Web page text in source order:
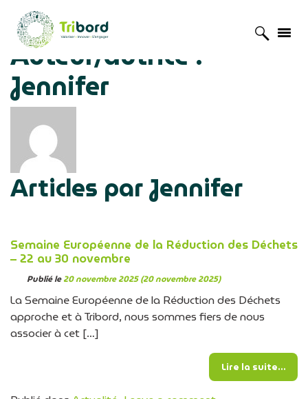
Accueil»
Auteur/autrice :
Jennifer
Articles par Jennifer
Semaine Européenne de la Réduction des Déchets
– 22 au 30 novembre
Publié le20 novembre 2025(20 novembre 2025)
La Semaine Européenne de la Réduction des Déchets
approche et à Tribord, nous sommes fiers de nous
associer à cet […]
Lire la suite…